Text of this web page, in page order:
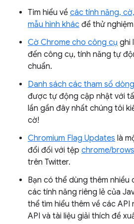
Tìm hiểu về các tính năng,
mẫu hình khác để thử
Cờ Chrome cho công cụ ghi
đến công cụ, tính năng tự
chuẩn.
Danh sách các tham số
được tự động cập nhật với
lần gần đây nhất chúng tôi
cờ!
Chromium Flag Updates là
đổi đối với tệp chrome/
trên Twitter.
Bạn có thể dùng thêm nhiều
các tính năng riêng lẻ của
thể tìm hiểu thêm về các API
API và tài liệu giải thích đề